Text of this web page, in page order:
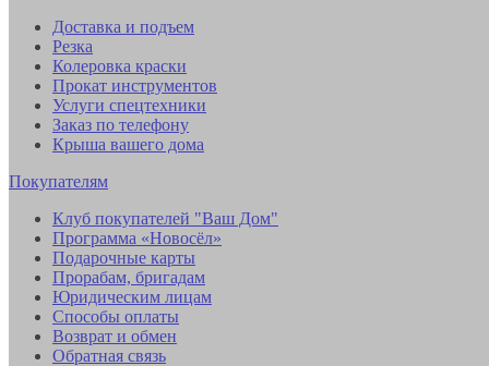
Доставка и подъем
Резка
Колеровка краски
Прокат инструментов
Услуги спецтехники
Заказ по телефону
Крыша вашего дома
Покупателям
Клуб покупателей "Ваш Дом"
Программа «Новосёл»
Подарочные карты
Прорабам, бригадам
Юридическим лицам
Способы оплаты
Возврат и обмен
Обратная связь